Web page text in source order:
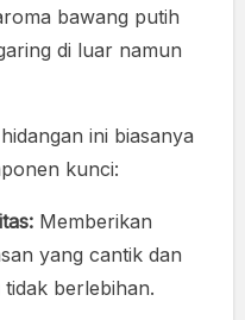
bawang putih
di luar namun
ini biasanya
kunci:
Memberikan
yang cantik dan
berlebihan.